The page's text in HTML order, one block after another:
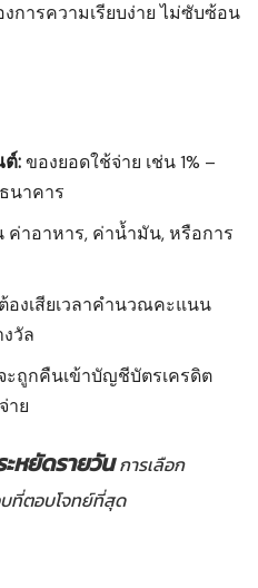
การความเรียบง่าย ไม่ซับซ้อน
ต์:ของยอดใช้จ่าย เช่น 1% –
นาคาร
ค่าอาหาร, ค่าน้ำมัน, หรือการ
องเสียเวลาคำนวณคะแนน
วัล
ะถูกคืนเข้าบัญชีบัตรเครดิต
าย
ะหยัดรายวันการเลือก
ที่ตอบโจทย์ที่สุด